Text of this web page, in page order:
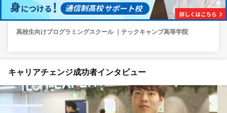
高校生向けプログラミングスクール ｜テックキャンプ高等学院
キャリアチェンジ成功者インタビュー